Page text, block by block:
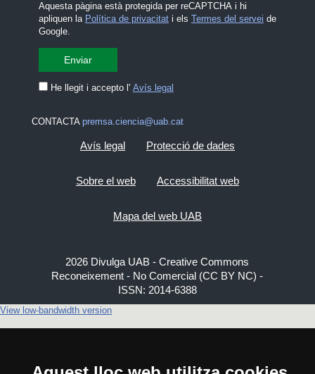
Aquesta pàgina està protegida per reCAPTCHA i hi
apliquen la Política de privacitati els Termes del servei de
Google.
He llegit i accepto l' Avís legal
CONTACTA premsa.ciencia@uab.cat
Avís legal Protecció de dades
Sobre el web Accessibilitat web
Mapa del web UAB
2026 Divulga UAB - Creative Commons
Reconeixement - No Comercial (CC BY NC) -
ISSN: 2014-6388
View low-bandwidth version